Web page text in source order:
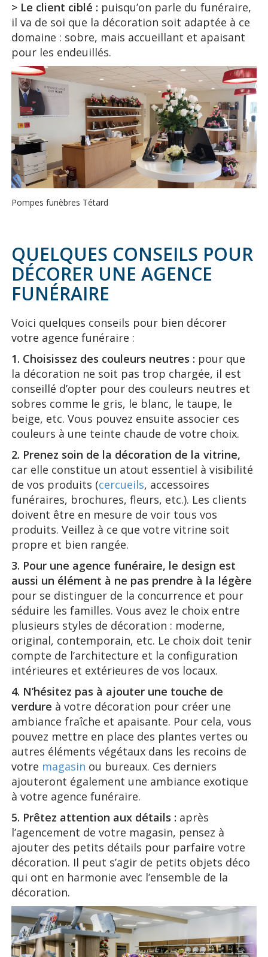
> Le client ciblé : puisqu’on parle du funéraire,
il va de soi que la décoration soit adaptée à ce
domaine : sobre, mais accueillant et apaisant
pour les endeuillés.
Pompes funèbres Tétard
QUELQUES CONSEILS POUR
DÉCORER UNE AGENCE
FUNÉRAIRE
Voici quelques conseils pour bien décorer
votre agence funéraire :
1. Choisissez des couleurs neutres : pour que
la décoration ne soit pas trop chargée, il est
conseillé d’opter pour des couleurs neutres et
sobres comme le gris, le blanc, le taupe, le
beige, etc. Vous pouvez ensuite associer ces
couleurs à une teinte chaude de votre choix.
2. Prenez soin de la décoration de la vitrine,
car elle constitue un atout essentiel à visibilité
de vos produits (cercueils, accessoires
funéraires, brochures, fleurs, etc.). Les clients
doivent être en mesure de voir tous vos
produits. Veillez à ce que votre vitrine soit
propre et bien rangée.
3. Pour une agence funéraire, le design est
aussi un élément à ne pas prendre à la légère
pour se distinguer de la concurrence et pour
séduire les familles. Vous avez le choix entre
plusieurs styles de décoration : moderne,
original, contemporain, etc. Le choix doit tenir
compte de l’architecture et la configuration
intérieures et extérieures de vos locaux.
4. N’hésitez pas à ajouter une touche de
verdure à votre décoration pour créer une
ambiance fraîche et apaisante. Pour cela, vous
pouvez mettre en place des plantes vertes ou
autres éléments végétaux dans les recoins de
votre magasin ou bureaux. Ces derniers
ajouteront également une ambiance exotique
à votre agence funéraire.
5. Prêtez attention aux détails : après
l’agencement de votre magasin, pensez à
ajouter des petits détails pour parfaire votre
décoration. Il peut s’agir de petits objets déco
qui ont en harmonie avec l’ensemble de la
décoration.